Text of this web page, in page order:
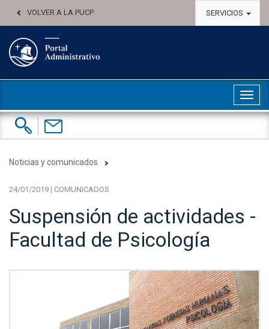
VOLVER A LA PUCP SERVICIOS
Buscar:
Contáctenos
Noticias y comunicados
24/01/2019 | COMUNICADOS
Suspensión de actividades -
Facultad de Psicología